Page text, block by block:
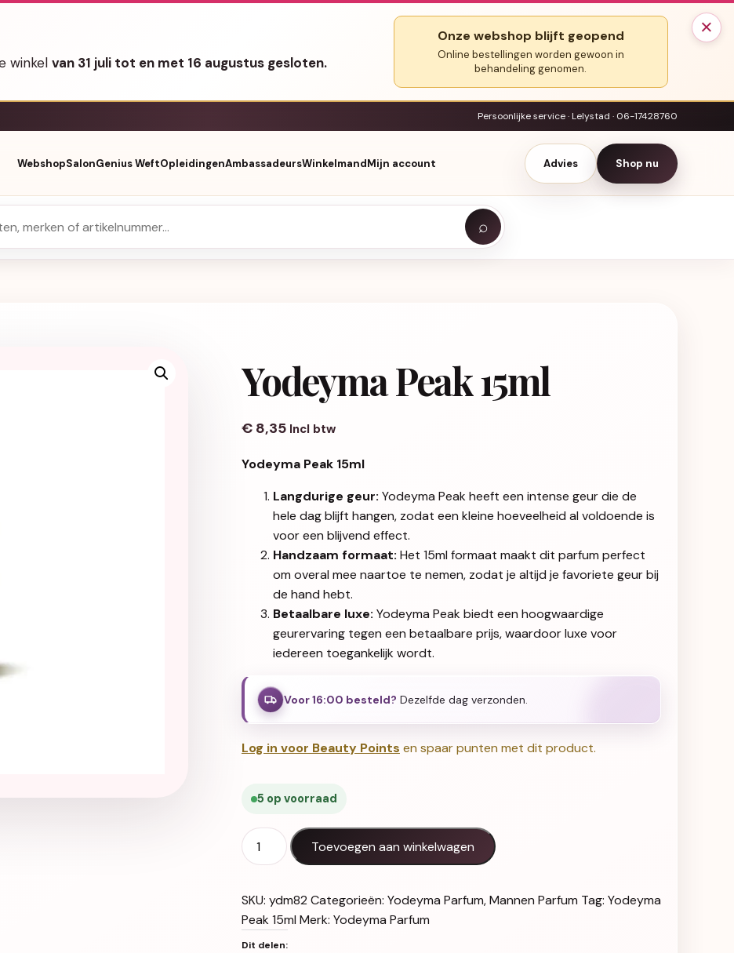
×
winkel van 31 juli tot en met 16 augustus gesloten.
Onze webshop blijft geopend
Online bestellingen worden gewoon in
behandeling genomen.
Persoonlijke service · Lelystad · 06-17428760
WebshopSalonGenius WeftOpleidingenAmbassadeursWinkelmandMijn account Advies Shop nu
⌕
Yodeyma Peak 15ml
€8,35 Incl btw
Yodeyma Peak 15ml
Langdurige geur: Yodeyma Peak heeft een intense geur die de
hele dag blijft hangen, zodat een kleine hoeveelheid al voldoende is
voor een blijvend effect.
Handzaam formaat: Het 15ml formaat maakt dit parfum perfect
om overal mee naartoe te nemen, zodat je altijd je favoriete geur bij
de hand hebt.
Betaalbare luxe: Yodeyma Peak biedt een hoogwaardige
geurervaring tegen een betaalbare prijs, waardoor luxe voor
iedereen toegankelijk wordt.
Voor 16:00 besteld? Dezelfde dag verzonden.
Log in voor Beauty Points en spaar punten met dit product.
5 op voorraad
Yodeyma Peak 15ml aantal
Toevoegen aan winkelwagen
SKU: ydm82 Categorieën: Yodeyma Parfum,Mannen Parfum Tag: Yodeyma
Peak 15mlMerk: Yodeyma Parfum
Dit delen: